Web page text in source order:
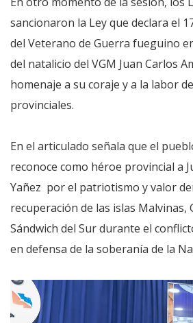
sancionaron la Ley que declara el
del Veterano de Guerra fueguino
del natalicio del VGM Juan Carlos
homenaje a su coraje y a la labor
provinciales.
En el articulado señala que el
reconoce como héroe provincial a
Yañez por el patriotismo y valor
recuperación de las islas Malvinas,
Sándwich del Sur durante el
en defensa de la soberanía de la